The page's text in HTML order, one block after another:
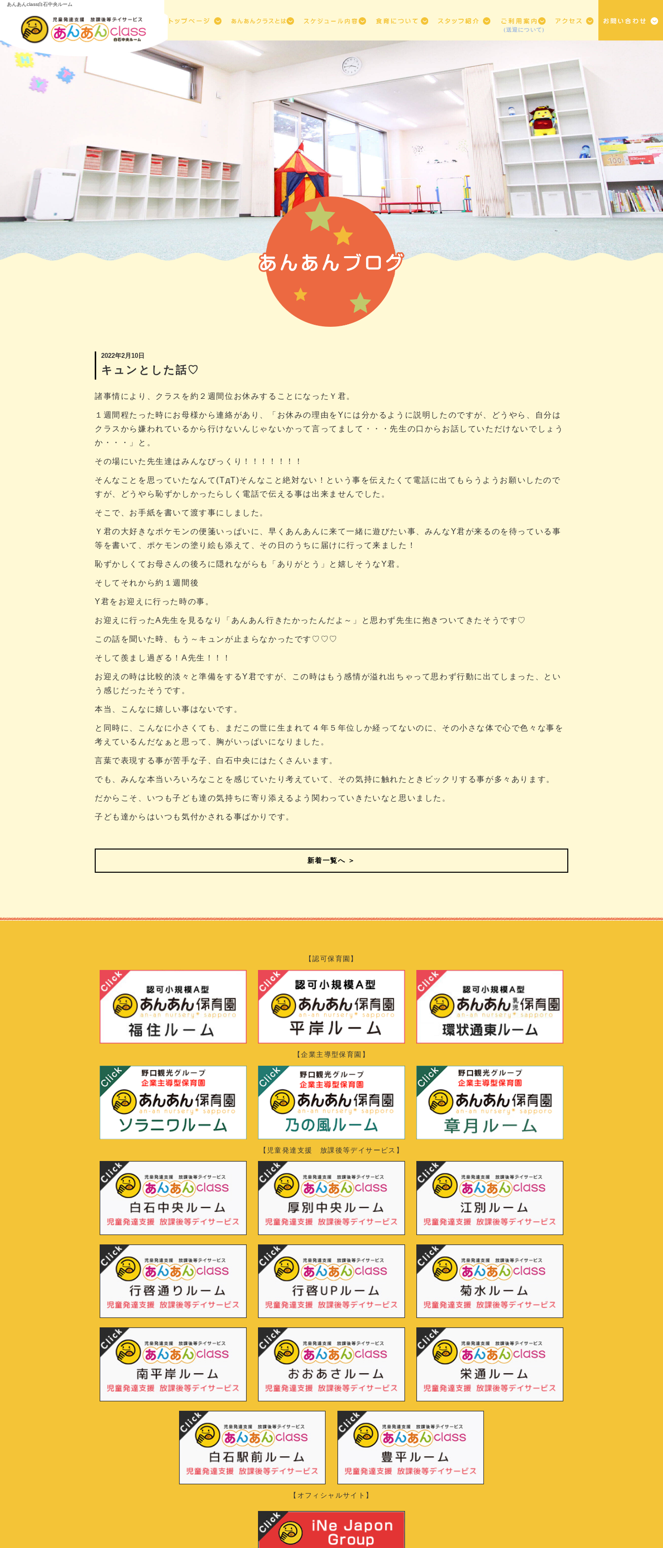
あんあんclass白石中央ルーム
(送迎について)
2022年2月10日
キュンとした話♡
諸事情により、クラスを約２週間位お休みすることになったＹ君。
１週間程たった時にお母様から連絡があり、「お休みの理由をYには分かるように説明したのですが、どうやら、自分は
クラスから嫌われているから行けないんじゃないかって言ってまして・・・先生の口からお話していただけないでしょう
か・・・」と。
その場にいた先生達はみんなびっくり！！！！！！！
そんなことを思っていたなんて(TдT)そんなこと絶対ない！という事を伝えたくて電話に出てもらうようお願いしたので
すが、どうやら恥ずかしかったらしく電話で伝える事は出来ませんでした。
そこで、お手紙を書いて渡す事にしました。
Ｙ君の大好きなポケモンの便箋いっぱいに、早くあんあんに来て一緒に遊びたい事、みんなY君が来るのを待っている事
等を書いて、ポケモンの塗り絵も添えて、その日のうちに届けに行って来ました！
恥ずかしくてお母さんの後ろに隠れながらも「ありがとう」と嬉しそうなY君。
そしてそれから約１週間後
Y君をお迎えに行った時の事。
お迎えに行ったA先生を見るなり「あんあん行きたかったんだよ～」と思わず先生に抱きついてきたそうです♡
この話を聞いた時、もう～キュンが止まらなかったです♡♡♡
そして羨まし過ぎる！A先生！！！
お迎えの時は比較的淡々と準備をするY君ですが、この時はもう感情が溢れ出ちゃって思わず行動に出てしまった、とい
う感じだったそうです。
本当、こんなに嬉しい事はないです。
と同時に、こんなに小さくても、まだこの世に生まれて４年５年位しか経ってないのに、その小さな体で心で色々な事を
考えているんだなぁと思って、胸がいっぱいになりました。
言葉で表現する事が苦手な子、白石中央にはたくさんいます。
でも、みんな本当いろいろなことを感じていたり考えていて、その気持に触れたときビックリする事が多々あります。
だからこそ、いつも子ども達の気持ちに寄り添えるよう関わっていきたいなと思いました。
子ども達からはいつも気付かされる事ばかりです。
新着一覧へ ＞
【認可保育園】
【企業主導型保育園】
【児童発達支援 放課後等デイサービス】
【オフィシャルサイト】